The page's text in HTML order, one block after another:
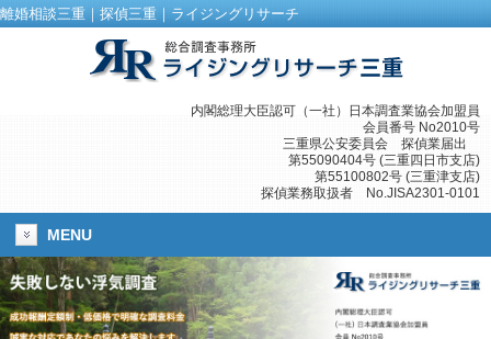
離婚相談三重｜探偵三重｜ライジングリサーチ
内閣総理大臣認可（一社）日本調査業協会加盟員
会員番号 No2010号
三重県公安委員会 探偵業届出
第55090404号 (三重四日市支店)
第55100802号 (三重津支店)
探偵業務取扱者 No.JISA2301-0101
MENU